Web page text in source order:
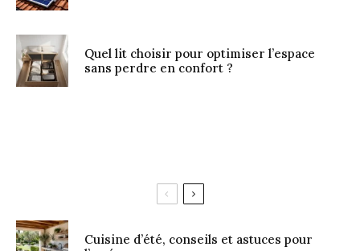
Quel lit choisir pour optimiser l’espace
sans perdre en confort ?
Cuisine d’été, conseils et astuces pour